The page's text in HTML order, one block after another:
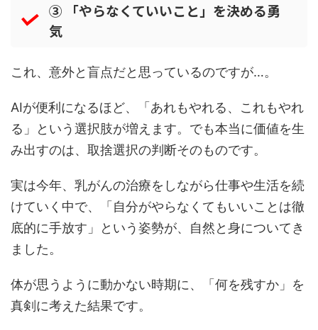
③ 「やらなくていいこと」を決める勇
気
これ、意外と盲点だと思っているのですが…。
AIが便利になるほど、「あれもやれる、これもやれ
る」という選択肢が増えます。でも本当に価値を生
み出すのは、取捨選択の判断そのものです。
実は今年、乳がんの治療をしながら仕事や生活を続
けていく中で、「自分がやらなくてもいいことは徹
底的に手放す」という姿勢が、自然と身についてき
ました。
体が思うように動かない時期に、「何を残すか」を
真剣に考えた結果です。